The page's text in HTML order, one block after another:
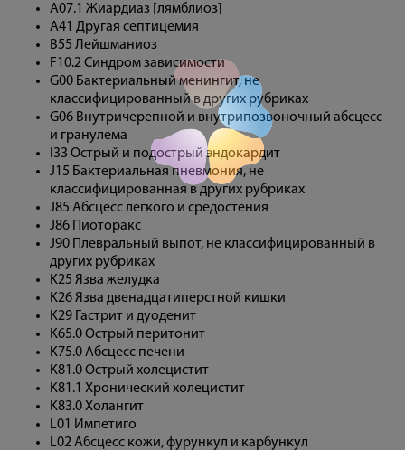
A07.1 Жиардиаз [лямблиоз]
A41 Другая септицемия
B55 Лейшманиоз
F10.2 Синдром зависимости
G00 Бактериальный менингит, не
классифицированный в других рубриках
G06 Внутричерепной и внутрипозвоночный абсцесс
и гранулема
I33 Острый и подострый эндокардит
J15 Бактериальная пневмония, не
классифицированная в других рубриках
J85 Абсцесс легкого и средостения
J86 Пиоторакс
J90 Плевральный выпот, не классифицированный в
других рубриках
K25 Язва желудка
K26 Язва двенадцатиперстной кишки
K29 Гастрит и дуоденит
K65.0 Острый перитонит
K75.0 Абсцесс печени
K81.0 Острый холецистит
K81.1 Хронический холецистит
K83.0 Холангит
L01 Импетиго
L02 Абсцесс кожи, фурункул и карбункул